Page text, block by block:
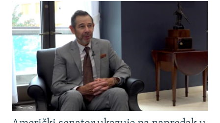
MOJA EVROPA
TRI DECENIJE OD RATA U BIH
SVE KARTE DEJTONA
NASTANAK I RASPAD JUGOSLAVIJE